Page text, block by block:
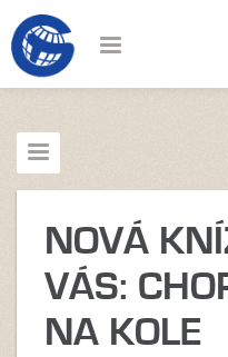
NOVÁ
VÁS:
NA KOLE